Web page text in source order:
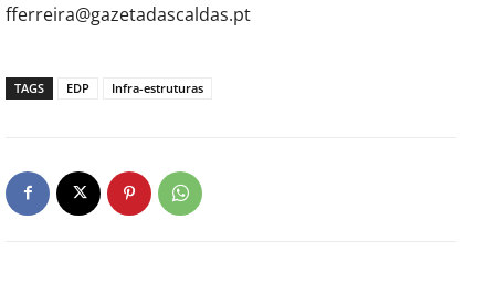
fferreira@gazetadascaldas.pt
TAGS EDP Infra-estruturas